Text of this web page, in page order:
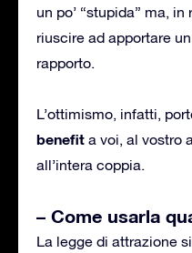
un po’ “stupida” ma,
riuscire ad apportare
rapporto.
L’ottimismo, infatti,
benefit a voi, al vostro
all’intera coppia.
– Come usarla
La legge di attrazione